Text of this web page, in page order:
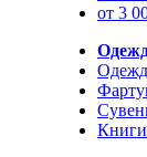
от 3